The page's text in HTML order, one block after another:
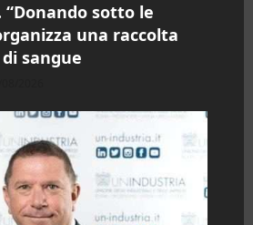
“Donando sotto le
una raccolta
sangue